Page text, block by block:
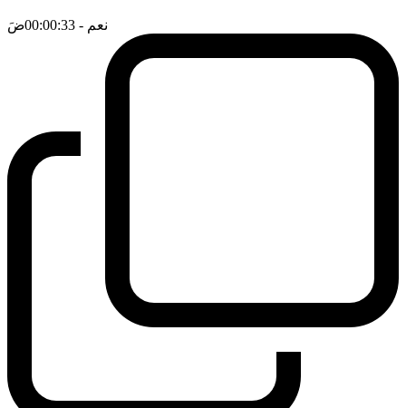
نعم - 00:00:33 ضَ